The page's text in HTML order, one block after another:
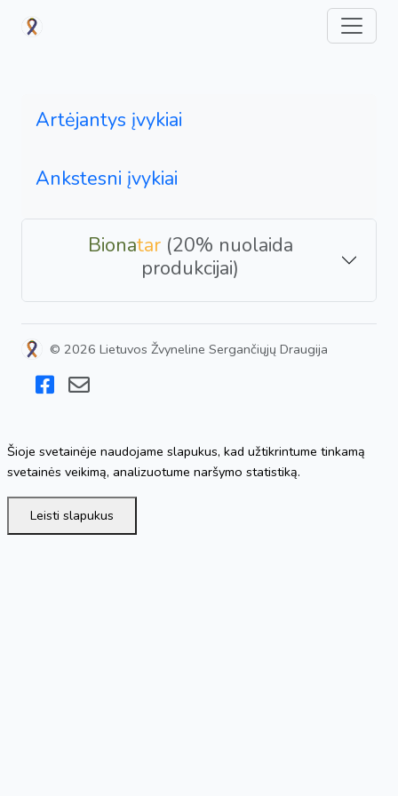
Artėjantys įvykiai
Ankstesni įvykiai
Bionatar (20% nuolaida
produkcijai)
© 2026 Lietuvos Žvyneline Sergančiųjų Draugija
Šioje svetainėje naudojame slapukus, kad užtikrintume tinkamą
svetainės veikimą, analizuotume naršymo statistiką.
Leisti slapukus